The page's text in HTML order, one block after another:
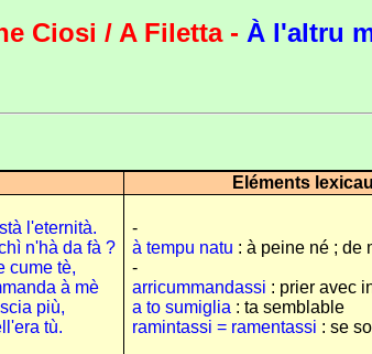
Ciosi / A Filetta - À l'altru
Eléments
l'eternità.
n'hà da fà ?
cume tè,
à mè
più,
tù.
-
à tempu natu : à peine né ; de
-
arricummandassi : prier avec
a to sumiglia : ta semblable
ramintassi = ramentassi : se